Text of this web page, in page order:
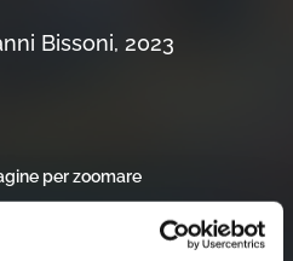
Bissoni, 2023
per zoomare